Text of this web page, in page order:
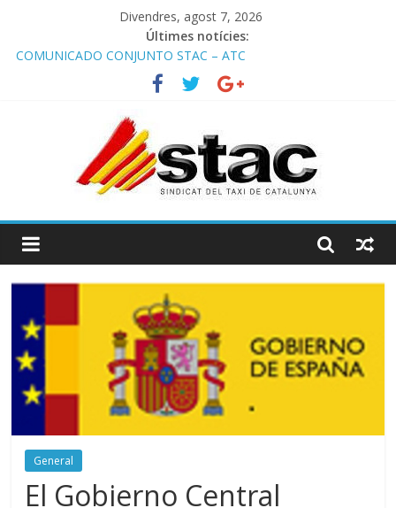
Divendres, agost 7, 2026
Últimes notícies:
Programa de Radio TAXI LIBRE 22.07.2026 en COOLTURA FM.
COMUNICADO CONJUNTO STAC – ATC
Comunicado STAC/ ATC de la reunión con los Mossos d
‘Esquadra del aeropuerto de Barcelona.
Programa de Radio TAXI LIBRE 29.07.2026 en COOLTURA FM.
Edición 386
STAC/ATC SOLICITAN TAULA TÈCNICA PARA MEJORAR LA
General
El Gobierno Central